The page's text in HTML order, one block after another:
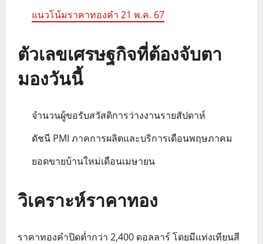
แนวโน้มราคาทองคำ 21 พ.ค. 67
ตัวเลขเศรษฐกิจที่ต้องจับตา
มองวันนี้
จำนวนผู้ขอรับสวัสดิการว่างงานรายสัปดาห์
ดัชนี PMI ภาคการผลิตและบริการเดือนพฤษภาคม
ยอดขายบ้านใหม่เดือนเมษายน
วิเคราะห์ราคาทอง
ราคาทองคำปิดต่ำกว่า 2,400 ดอลลาร์ โดยมีแท่งเทียนสี